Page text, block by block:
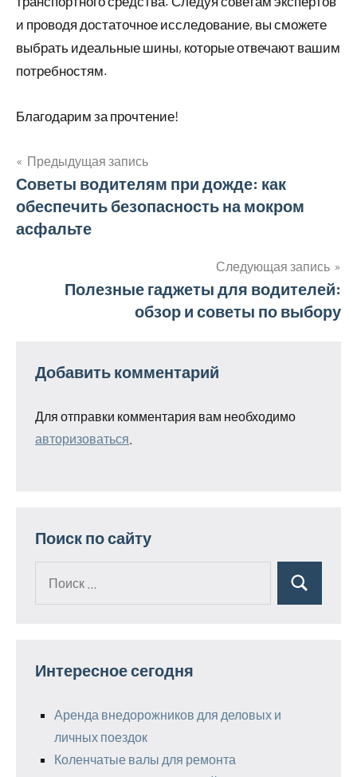
и проводя достаточное исследование, вы сможете
выбрать идеальные шины, которые отвечают вашим
потребностям.
Благодарим за прочтение!
Навигация
по
Предыдущая запись
Советы водителям при дожде: как
обеспечить безопасность на мокром
асфальте
Следующая запись
Полезные гаджеты для водителей:
обзор и советы по выбору
Добавить комментарий
Для отправки комментария вам необходимо
авторизоваться
Поиск по сайту
Поиск
Интересное сегодня
Аренда внедорожников для деловых и
личных поездок
Коленчатые валы для ремонта